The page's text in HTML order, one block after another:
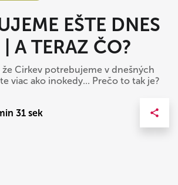
EŠTE DNES
A TERAZ ČO?
Cirkev potrebujeme v dnešných
viac ako inokedy... Prečo to tak je?
31 sek